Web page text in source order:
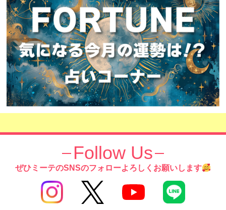
Follow Us
ぜひミーテのSNSのフォローよろしくお願いします